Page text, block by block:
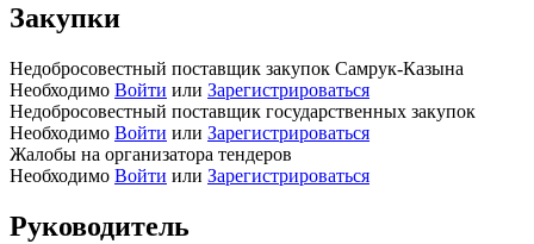
Закупки
Недобросовестный поставщик закупок Самрук-Казына
Необходимо Войти или Зарегистрироваться
Недобросовестный поставщик государственных закупок
Необходимо Войти или Зарегистрироваться
Жалобы на организатора тендеров
Необходимо Войти или Зарегистрироваться
Руководитель